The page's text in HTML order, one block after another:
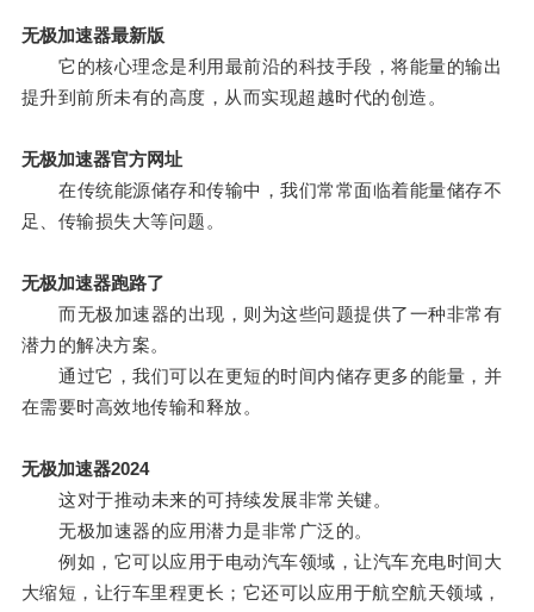
无极加速器最新版
它的核心理念是利用最前沿的科技手段，将能量的输出
提升到前所未有的高度，从而实现超越时代的创造。
无极加速器官方网址
在传统能源储存和传输中，我们常常面临着能量储存不
足、传输损失大等问题。
无极加速器跑路了
而无极加速器的出现，则为这些问题提供了一种非常有
潜力的解决方案。
通过它，我们可以在更短的时间内储存更多的能量，并
在需要时高效地传输和释放。
无极加速器2024
这对于推动未来的可持续发展非常关键。
无极加速器的应用潜力是非常广泛的。
例如，它可以应用于电动汽车领域，让汽车充电时间大
大缩短，让行车里程更长；它还可以应用于航空航天领域，